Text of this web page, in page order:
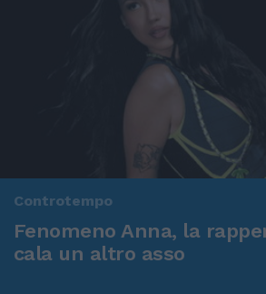
Controtempo
Fenomeno Anna, la
cala un altro asso